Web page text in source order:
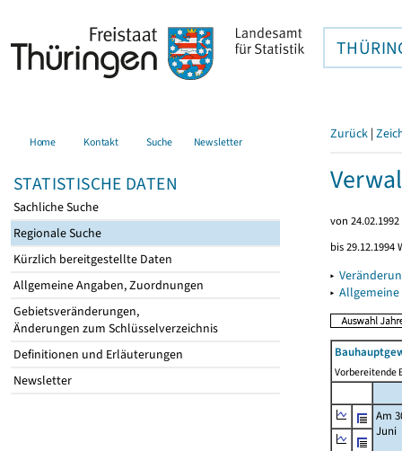
Home Kontakt Suche Newsletter
STATISTISCHE DATEN
Sachliche Suche
Regionale Suche
Kürzlich bereitgestellte Daten
Allgemeine Angaben, Zuordnungen
Gebietsveränderungen,
Änderungen zum Schlüsselverzeichnis
Definitionen und Erläuterungen
Newsletter
Zurück |
von
bis 29.12.1994
▸
▸
Vorbereitende
Am
Juni